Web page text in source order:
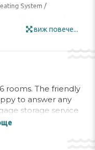
System /
/
pool ($) / Крытый
($) / Piscina interioara
Change Service /
виж повече...
rooms. The friendly
to answer any
storage service
Wireless internet